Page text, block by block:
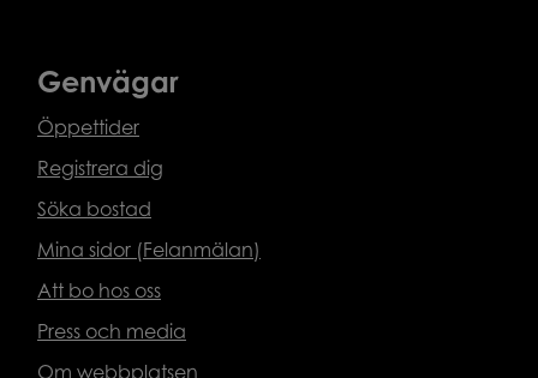
Genvägar
Öppettider
Registrera dig
Söka bostad
Mina sidor (Felanmälan)
Att bo hos oss
Press och media
Om webbplatsen